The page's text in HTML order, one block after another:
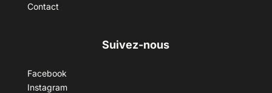
Contact
Suivez-nous
Facebook
Instagram